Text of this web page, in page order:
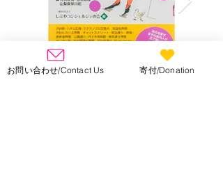
お問い合わせ/Contact Us 寄付/Donation